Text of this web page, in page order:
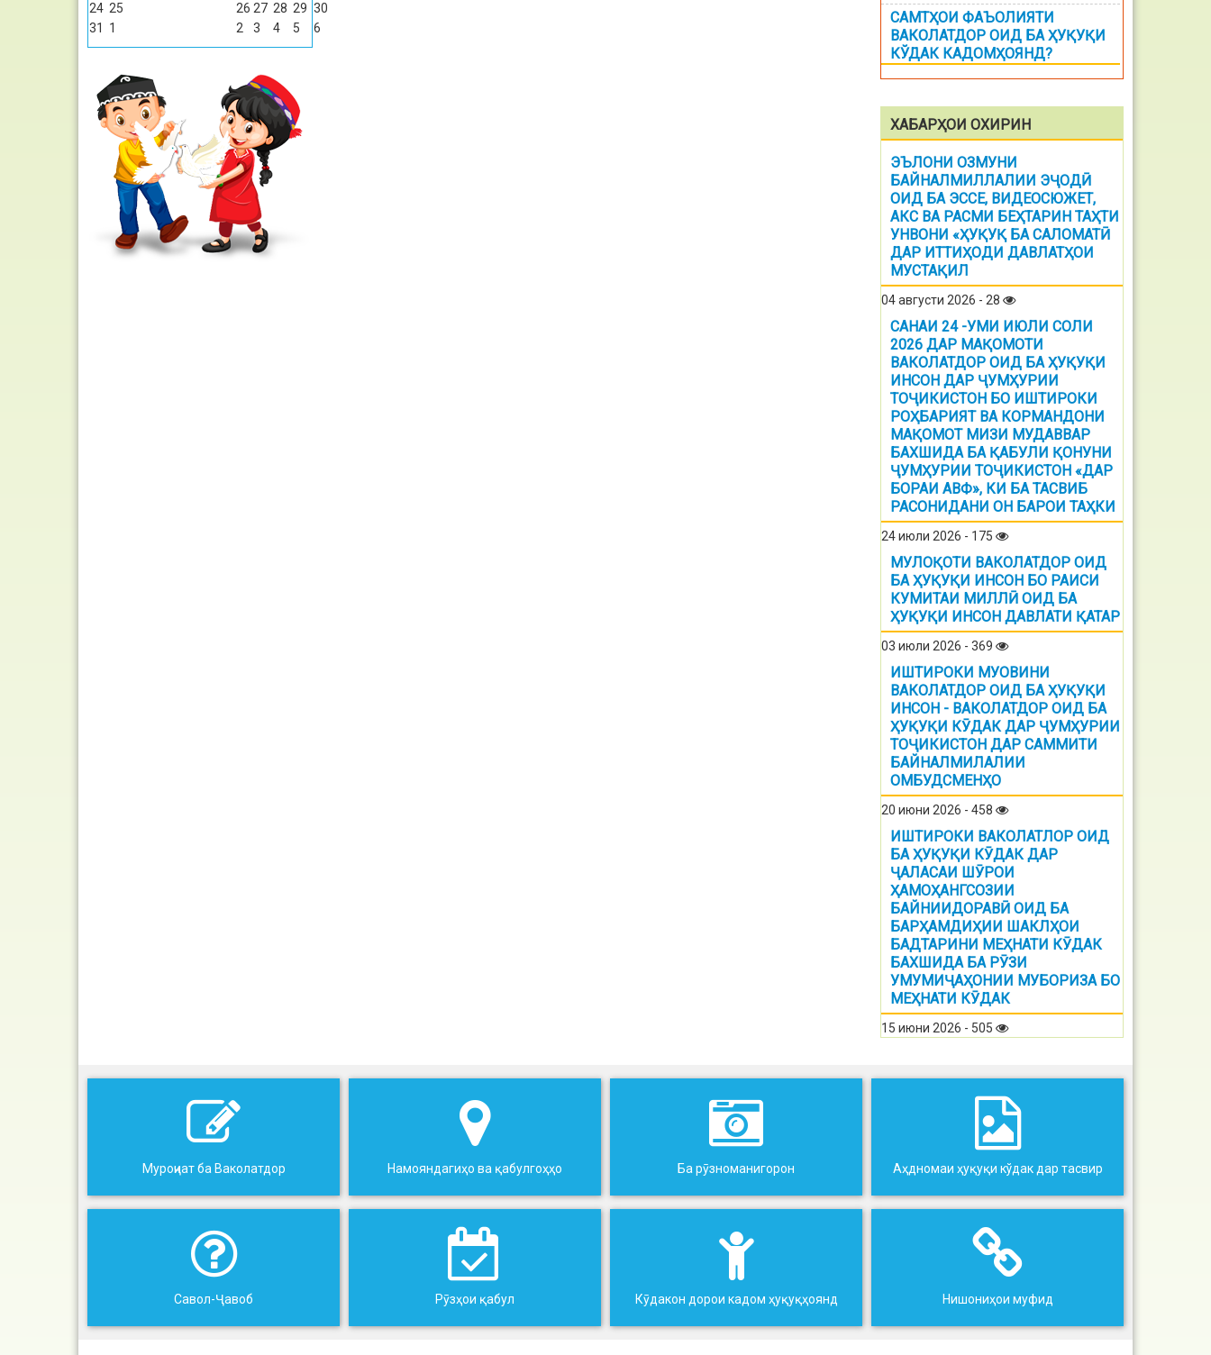
24 25 26 27 28 29 30
31
1 2 3 4 5 6
САМТҲОИ ФАЪОЛИЯТИ
ВАКОЛАТДОР ОИД БА ҲУҚУҚИ
КЎДАК КАДОМҲОЯНД?
ХАБАРҲОИ ОХИРИН
ЭЪЛОНИ ОЗМУНИ
БАЙНАЛМИЛЛАЛИИ ЭҶОДӢ
ОИД БА ЭССЕ, ВИДЕОСЮЖЕТ,
АКС ВА РАСМИ БЕҲТАРИН ТАҲТИ
УНВОНИ «ҲУҚУҚ БА САЛОМАТӢ
ДАР ИТТИҲОДИ ДАВЛАТҲОИ
МУСТАҚИЛ
04 августи 2026 - 28
САНАИ 24 -УМИ ИЮЛИ СОЛИ
2026 ДАР МАҚОМОТИ
ВАКОЛАТДОР ОИД БА ҲУҚУҚИ
ИНСОН ДАР ҶУМҲУРИИ
ТОҶИКИСТОН БО ИШТИРОКИ
РОҲБАРИЯТ ВА КОРМАНДОНИ
МАҚОМОТ МИЗИ МУДАВВАР
БАХШИДА БА ҚАБУЛИ ҚОНУНИ
ҶУМҲУРИИ ТОҶИКИСТОН «ДАР
БОРАИ АВФ», КИ БА ТАСВИБ
РАСОНИДАНИ ОН БАРОИ ТАҲКИ
24 июли 2026 - 175
МУЛОҚОТИ ВАКОЛАТДОР ОИД
БА ҲУҚУҚИ ИНСОН БО РАИСИ
КУМИТАИ МИЛЛӢ ОИД БА
ҲУҚУҚИ ИНСОН ДАВЛАТИ ҚАТАР
03 июли 2026 - 369
ИШТИРОКИ МУОВИНИ
ВАКОЛАТДОР ОИД БА ҲУҚУҚИ
ИНСОН - ВАКОЛАТДОР ОИД БА
ҲУҚУҚИ КӮДАК ДАР ҶУМҲУРИИ
ТОҶИКИСТОН ДАР САММИТИ
БАЙНАЛМИЛАЛИИ
ОМБУДСМЕНҲО
20 июни 2026 - 458
ИШТИРОКИ ВАКОЛАТЛОР ОИД
БА ҲУҚУҚИ КӮДАК ДАР
ҶАЛАСАИ ШӮРОИ
ҲАМОҲАНГСОЗИИ
БАЙНИИДОРАВӢ ОИД БА
БАРҲАМДИҲИИ ШАКЛҲОИ
БАДТАРИНИ МЕҲНАТИ КӮДАК
БАХШИДА БА РӮЗИ
УМУМИҶАҲОНИИ МУБОРИЗА БО
МЕҲНАТИ КӮДАК
15 июни 2026 - 505
Муроҷиат ба Ваколатдор
Савол-Ҷавоб
Намояндагиҳо ва қабулгоҳҳо
Рӯзҳои қабул
Ба рӯзноманигорон
Кӯдакон дорои кадом ҳуқуқҳоянд
Аҳдномаи ҳуқуқи кўдак дар тасвир
Нишониҳои муфид